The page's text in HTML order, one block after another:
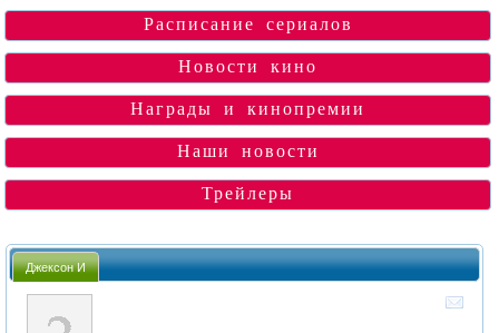
Расписание сериалов
Новости кино
Награды и кинопремии
Наши новости
Трейлеры
Джексон И